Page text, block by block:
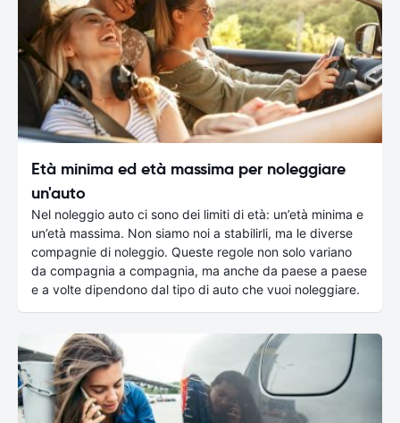
Età minima ed età massima per noleggiare
un'auto
Nel noleggio auto ci sono dei limiti di età: un’età minima e
un’età massima. Non siamo noi a stabilirli, ma le diverse
compagnie di noleggio. Queste regole non solo variano
da compagnia a compagnia, ma anche da paese a paese
e a volte dipendono dal tipo di auto che vuoi noleggiare.